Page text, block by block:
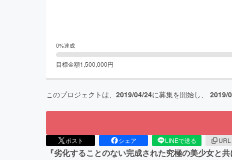
0%達成
目標金額1,500,000円
このプロジェクトは、 2019/04/24に募集を開始し、 2019/
ポスト シェア LINEで送る
『劣化することのない完成された究極の美少女